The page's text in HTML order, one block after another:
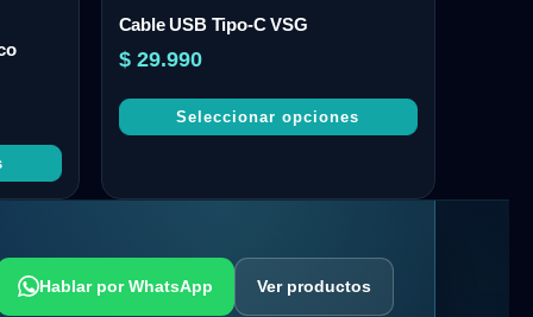
Cable USB Tipo-C VSG
$29.990
Seleccionar opciones
Hablar por WhatsApp Ver productos